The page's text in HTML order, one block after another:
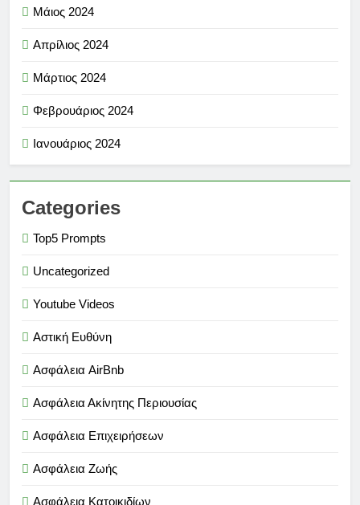
Μάιος 2024
Απρίλιος 2024
Μάρτιος 2024
Φεβρουάριος 2024
Ιανουάριος 2024
Categories
Top5 Prompts
Uncategorized
Youtube Videos
Αστική Ευθύνη
Ασφάλεια AirBnb
Ασφάλεια Ακίνητης Περιουσίας
Ασφάλεια Επιχειρήσεων
Ασφάλεια Ζωής
Ασφάλεια Κατοικιδίων